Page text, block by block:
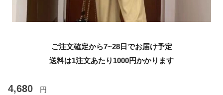
ご注文確定から7~28日でお届け予定
送料は1注文あたり 1000円かかります
4,680 円